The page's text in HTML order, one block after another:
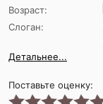
Возраст:
Слоган:
Детальнее...
Поставьте оценку: